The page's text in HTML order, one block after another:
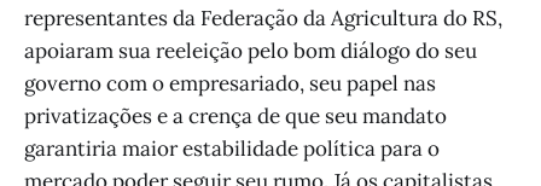
representantes da Federação da Agricultura do RS,
apoiaram sua reeleição pelo bom diálogo do seu
governo com o empresariado, seu papel nas
privatizações e a crença de que seu mandato
garantiria maior estabilidade política para o